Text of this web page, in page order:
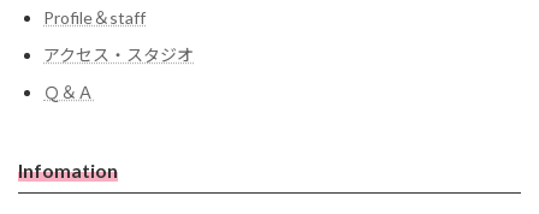
Profile＆staff
アクセス・スタジオ
Ｑ＆Ａ
Infomation